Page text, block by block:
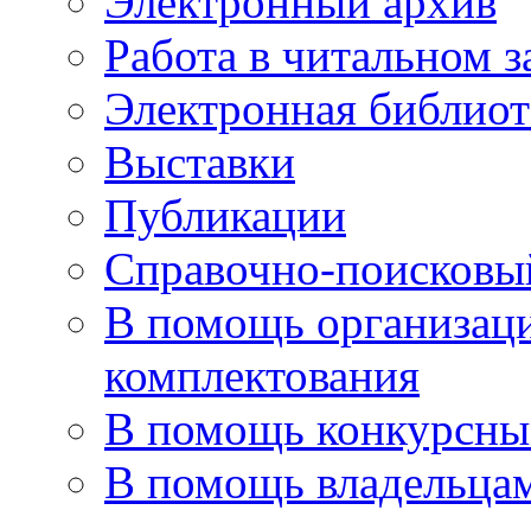
Работа в читальном
Электронная
Выставки
Публикации
Справочно-
В помощь
комплектования
В помощь
В помощь